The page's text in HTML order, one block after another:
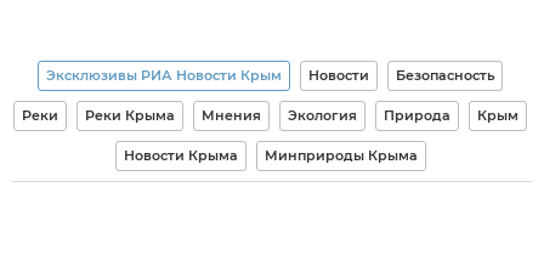
Эксклюзивы РИА Новости Крым Новости Безопасность
Реки Реки Крыма Мнения Экология Природа Крым
Новости Крыма Минприроды Крыма